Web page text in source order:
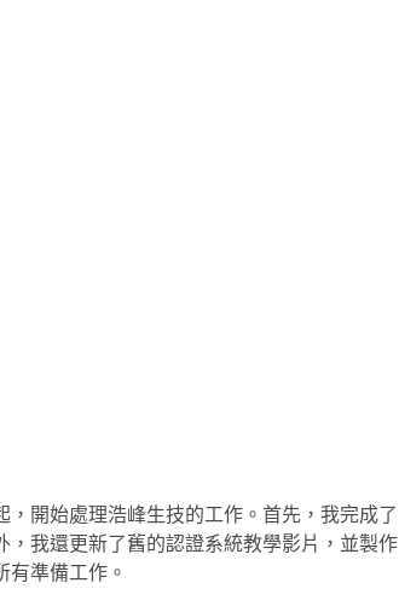
開始處理浩峰生技的工作。首先，我完成了
我還更新了舊的認證系統教學影片，並製作
準備工作。